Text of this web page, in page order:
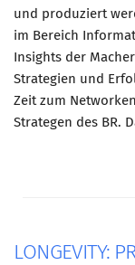
Mitglied
AKTUELLES
und produziert
im Bereich
Insights der
Strategien und
Zeit zum
Strategen des BR.
LONGEVITY: